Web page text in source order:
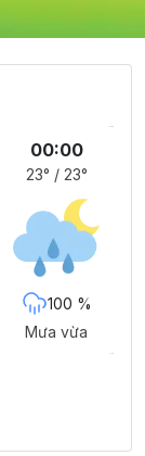
00:00
23° / 23°
100 %
Mưa vừa